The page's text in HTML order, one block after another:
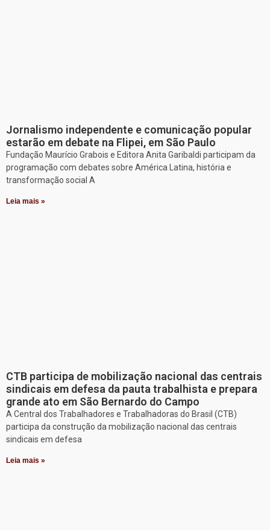
Jornalismo independente e comunicação popular
estarão em debate na Flipei, em São Paulo
Fundação Maurício Grabois e Editora Anita Garibaldi participam da
programação com debates sobre América Latina, história e
transformação social A
Leia mais »
CTB participa de mobilização nacional das centrais
sindicais em defesa da pauta trabalhista e prepara
grande ato em São Bernardo do Campo
A Central dos Trabalhadores e Trabalhadoras do Brasil (CTB)
participa da construção da mobilização nacional das centrais
sindicais em defesa
Leia mais »